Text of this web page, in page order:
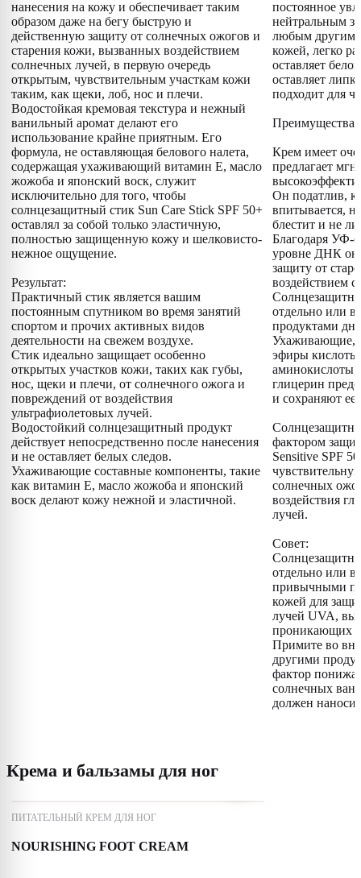
нанесения на кожу и обеспечивает таким
образом даже на бегу быструю и
действенную защиту от солнечных ожогов и
старения кожи, вызванных воздействием
солнечных лучей, в первую очередь
открытым, чувствительным участкам кожи
таким, как щеки, лоб, нос и плечи.
Водостойкая кремовая текстура и нежный
ванильный аромат делают его
использование крайне приятным. Его
формула, не оставляющая белового налета,
содержащая ухаживающий витамин E, масло
жожоба и японский воск, служит
исключительно для того, чтобы
солнцезащитный стик Sun Care Stick SPF 50+
оставлял за собой только эластичную,
полностью защищенную кожу и шелковисто-
нежное ощущение.
Результат:
Практичный стик является вашим
постоянным спутником во время занятий
спортом и прочих активных видов
деятельности на свежем воздухе.
Стик идеально защищает особенно
открытых участков кожи, таких как губы,
нос, щеки и плечи, от солнечного ожога и
повреждений от воздействия
ультрафиолетовых лучей.
Водостойкий солнцезащитный продукт
действует непосредственно после нанесения
и не оставляет белых следов.
Ухаживающие составные компоненты, такие
как витамин E, масло жожоба и японский
воск делают кожу нежной и эластичной.
постоянное
нейтральным
любым другим
кожей, легко
оставляет
оставляет
подходит для
Преимущества:
Крем имеет
предлагает
Он податлив,
впитывается,
блестит и не
Благодаря УФ-
уровне ДНК он
защиту от
воздействием
отдельно или в
продуктами
Ухаживающие,
эфиры кислоты
глицерин
и сохраняют ее
фактором
Sensitive SPF
солнечных
воздействия
лучей.
Совет:
отдельно или в
привычными
кожей для
лучей UVA,
проникающих
Примите во
другими
фактор
солнечных
должен
Крема и бальзамы для ног
ПИТАТЕЛЬНЫЙ КРЕМ ДЛЯ НОГ
NOURISHING FOOT CREAM